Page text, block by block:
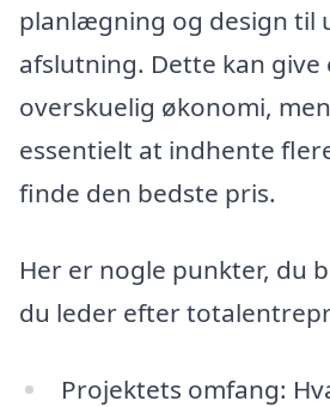
planlægning og design til
afslutning. Dette kan give
overskuelig økonomi,
essentielt at indhente
finde den bedste pris.
Her er nogle punkter, du
du leder efter
Projektets omfang: